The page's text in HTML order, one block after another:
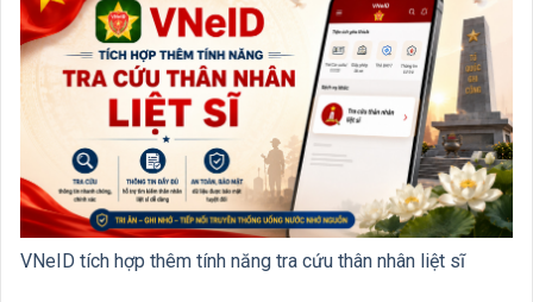
VNeID tích hợp thêm tính năng tra cứu thân nhân liệt sĩ